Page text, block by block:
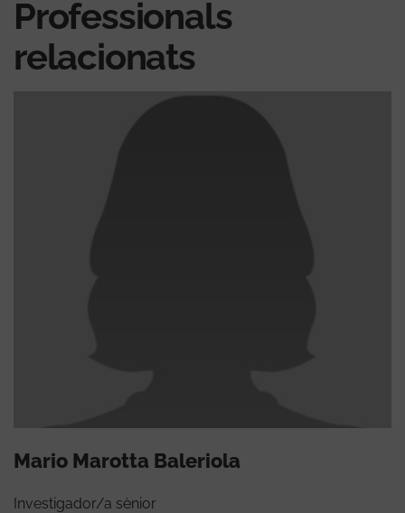
Professionals
relacionats
Mario Marotta Baleriola
Investigador/a sènior